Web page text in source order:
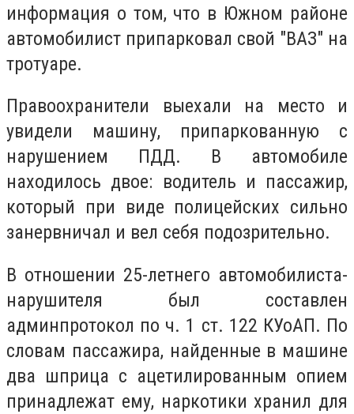
информация о том, что в Южном районе
автомобилист припарковал свой "ВАЗ" на
тротуаре.
Правоохранители выехали на место и
увидели машину, припаркованную с
нарушением ПДД. В автомобиле
находилось двое: водитель и пассажир,
который при виде полицейских сильно
занервничал и вел себя подозрительно.
В отношении 25-летнего автомобилиста-
нарушителя был составлен
админпротокол по ч. 1 ст. 122 КУоАП. По
словам пассажира, найденные в машине
два шприца с ацетилированным опием
принадлежат ему, наркотики хранил для